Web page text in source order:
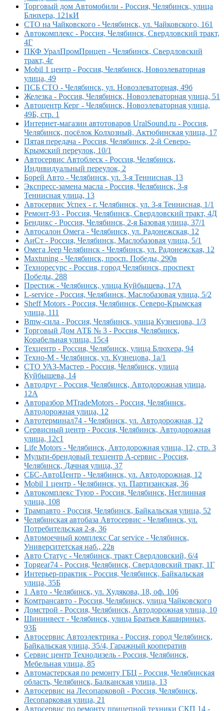
Торговый дом Автомобили - Россия, Челябинск, улица
Блюхера, 121кИ
СТО на Чайковского - Челябинск, ул. Чайковского, 161
Автокомплекс - Россия, Челябинск, Свердловский тракт,
4Г
ПКФ УралПромПрицеп - Челябинск, Свердловский
тракт, 4г
Mobil 1 центр - Россия, Челябинск, Новоэлеваторная
улица, 49
ПСБ СТО - Челябинск, ул. Новоэлеваторная, 49б
Железка - Россия, Челябинск, Новоэлеваторная улица, 51
Автоцентр Керг - Челябинск, Новоэлеваторная улица,
49Б, стр. 1
Интернет-магазин автотоваров UralSound.ru - Россия,
Челябинск, посёлок Колхозный, Актюбинская улица, 17
Пятая передача - Россия, Челябинск, 2-й Северо-
Крымский переулок, 10/1
Автосервис Автоблеск - Россия, Челябинск,
Индивидуальный переулок, 2
Борей Авто - Челябинск, ул. 3-я Теннисная, 13
Экспресс-замена масла - Россия, Челябинск, 3-я
Теннисная улица, 13
Автосервис Успех - г. Челябинск, ул. 3-я Теннисная, 1/1
Ремонт-93 - Россия, Челябинск, Свердловский тракт, 4Д
Бендикс - Россия, Челябинск, 2-я Базовая улица, 37/1
Автосалон Омега - Челябинск, ул. Радонежская, 12
АиСт - Россия, Челябинск, Маслобазовая улица, 5/1
Омега Jeep Челябинск - Челябинск, ул. Радонежская, 12
Maxtuning - Челябинск, просп. Победы, 290в
Техноресурс - Россия, город Челябинск, проспект
Победы, 288
Престиж - Челябинск, улица Куйбышева, 17А
L-service - Россия, Челябинск, Маслобазовая улица, 5/2
Sheff Motors - Россия, Челябинск, Северо-Крымская
улица, 111
Bmw-сила - Россия, Челябинск, улица Кузнецова, 1/3
Торговый Дом АТБ № 3 - Россия, Челябинск,
Корабельная улица, 15с4
Техцентр - Россия, Челябинск, улица Блюхера, 94
Техно-М - Челябинск, ул. Кузнецова, 1а/1
СТО УАЗ-Мастер - Россия, Челябинск, улица
Куйбышева, 14
Автодруг - Россия, Челябинск, Автодорожная улица,
12А
Авторазбор MTradeMotors - Россия, Челябинск,
Автодорожная улица, 12
Автотерминал74 - Челябинск, ул. Автодорожная, 12
Сервисный центр - Россия, Челябинск, Автодорожная
улица, 12с1
Life Motors - Челябинск, Автодорожная улица, 12, стр. 3
Мульти-брендовый техцентр А-сервис - Россия,
Челябинск, Дачная улица, 37
СБС-АвтоЦентр - Челябинск, ул. Автодорожная, 12
Mobil 1 центр - Челябинск, ул. Партизанская, 36
Автокомплекс Туюр - Россия, Челябинск, Неглинная
улица, 108
Трампавто - Россия, Челябинск, Байкальская улица, 52
Челябинская автобаза Автосервис - Челябинск, ул.
Потребительская 2-я, 36
Автомоечный комплекс Car service - Челябинск,
Университетская наб., 22в
Авто Статус - Челябинск, тракт Свердловский, 6/4
Topgear74 - Россия, Челябинск, Свердловский тракт, 1Г
Интерьер-практик - Россия, Челябинск, Байкальская
улица, 35Б
1 Авто - Челябинск, ул. Худякова, 18, оф. 106
Комтрансавто - Россия, Челябинск, улица Чайковского
Домстрой - Россия, Челябинск, Автодорожная улица, 10
Шининвест - Челябинск, улица Братьев Кашириных,
93Б
Автосервис Автоэлектрика - Россия, город Челябинск,
Байкальская улица, 35/4, Гаражный кооператив
Сервис центр Технодизель - Россия, Челябинск,
Мебельная улица, 85
Автомастерская по ремонту ГБЦ - Россия, Челябинская
область, Челябинск, Балканская улица, 13
Автосервис на Лесопарковой - Россия, Челябинск,
Лесопарковая улица, 21
Автосервис по ремонту прицепной техники СКП 14 -